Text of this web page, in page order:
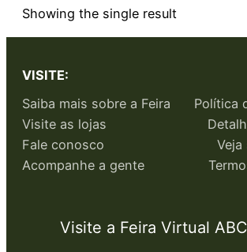
Showing the single result
VISITE:
Saiba mais sobre a Feira
Visite as lojas
Fale conosco
Acompanhe a gente
Política
Veja
Visite a Feira Virtual